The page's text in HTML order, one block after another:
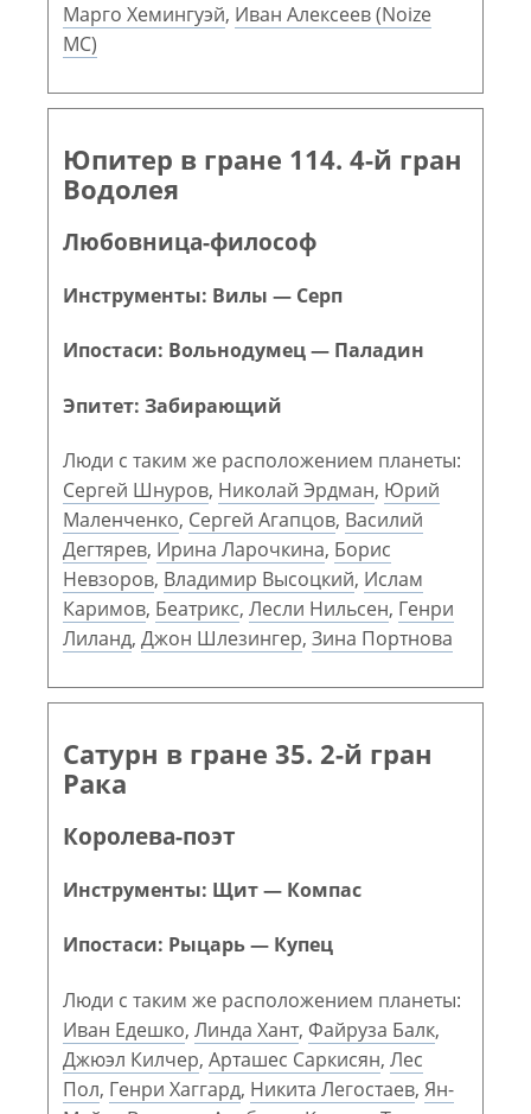
Марго Хемингуэй, Иван Алексеев (Noize
MC)
Юпитер в гране 114. 4-й гран
Водолея
Любовница-философ
Инструменты: Вилы — Серп
Ипостаси: Вольнодумец — Паладин
Эпитет: Забирающий
Люди с таким же расположением планеты:
Сергей Шнуров, Николай Эрдман, Юрий
Маленченко, Сергей Агапцов, Василий
Дегтярев, Ирина Ларочкина, Борис
Невзоров, Владимир Высоцкий, Ислам
Каримов, Беатрикс, Лесли Нильсен, Генри
Лиланд, Джон Шлезингер, Зина Портнова
Сатурн в гране 35. 2-й гран
Рака
Королева-поэт
Инструменты: Щит — Компас
Ипостаси: Рыцарь — Купец
Люди с таким же расположением планеты:
Иван Едешко, Линда Хант, Файруза Балк,
Джюэл Килчер, Арташес Саркисян, Лес
Пол, Генри Хаггард, Никита Легостаев, Ян-